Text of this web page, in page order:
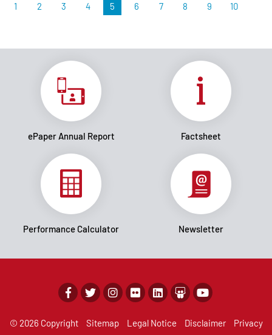
1 2 3 4 5 6 7 8 9 10
ePaper Annual Report Factsheet
Performance Calculator Newsletter
© 2026 Copyright Sitemap Legal Notice Disclaimer Privacy